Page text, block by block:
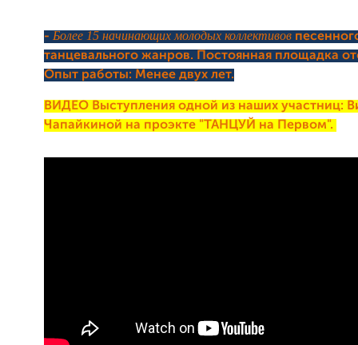
- Более 15 начинающих молодых коллективов
танцевального жанров. Постоянная площадка
Опыт работы: Менее двух лет.
ВИДЕО Выступления одной из наших участниц:
Чапайкиной на проэкте "ТАНЦУЙ на Первом".